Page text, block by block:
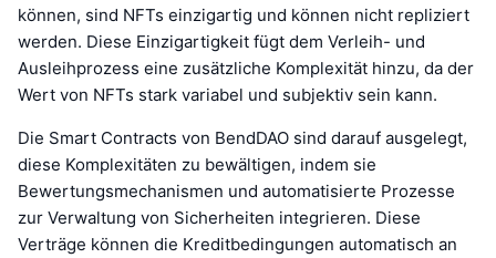
können, sind NFTs einzigartig und können nicht repliziert
werden. Diese Einzigartigkeit fügt dem Verleih- und
Ausleihprozess eine zusätzliche Komplexität hinzu, da der
Wert von NFTs stark variabel und subjektiv sein kann.
Die Smart Contracts von BendDAO sind darauf ausgelegt,
diese Komplexitäten zu bewältigen, indem sie
Bewertungsmechanismen und automatisierte Prozesse
zur Verwaltung von Sicherheiten integrieren. Diese
Verträge können die Kreditbedingungen automatisch an